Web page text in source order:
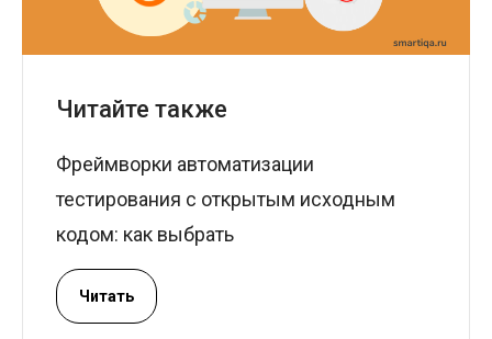
Читайте также
Фреймворки автоматизации
тестирования с открытым исходным
кодом: как выбрать
Читать